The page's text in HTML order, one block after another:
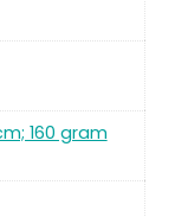
160 gram